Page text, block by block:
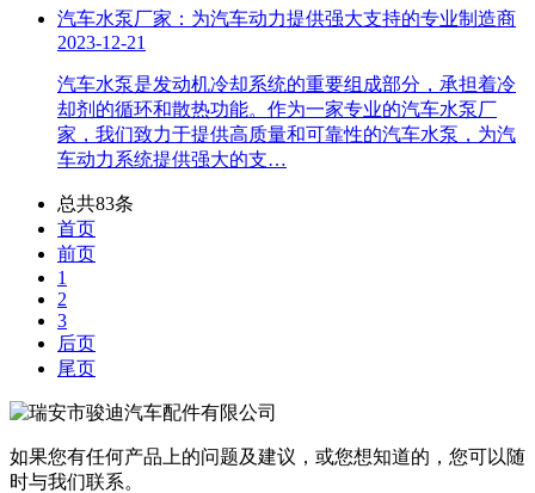
汽车水泵厂家：为汽车动力提供强大支持的专业制造商
2023-12-21
​汽车水泵是发动机冷却系统的重要组成部分，承担着冷
却剂的循环和散热功能。作为一家专业的汽车水泵厂
家，我们致力于提供高质量和可靠性的汽车水泵，为汽
车动力系统提供强大的支…
总共83条
首页
前页
1
2
3
后页
尾页
如果您有任何产品上的问题及建议，或您想知道的，您可以随
时与我们联系。